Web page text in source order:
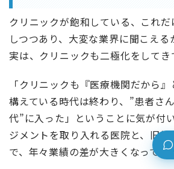
クリニックが飽和している、これ
しつつあり、大変な業界に聞こえる
実は、クリニックも二極化をしてき
「クリニックも『医療機関だから
構えている時代は終わり、”患者さ
代”に入った」ということに気が付
ジメントを取り入れる医院と、旧
で、年々業績の差が大きくなってい